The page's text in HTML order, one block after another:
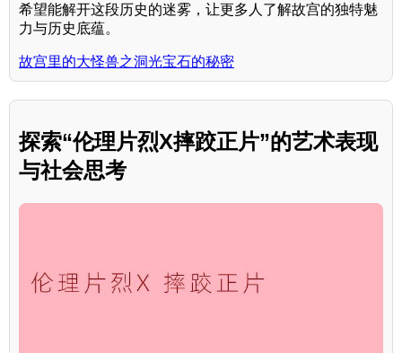
希望能解开这段历史的迷雾，让更多人了解故宫的独特魅
力与历史底蕴。
故宫里的大怪兽之洞光宝石的秘密
探索“伦理片烈X摔跤正片”的艺术表现
与社会思考